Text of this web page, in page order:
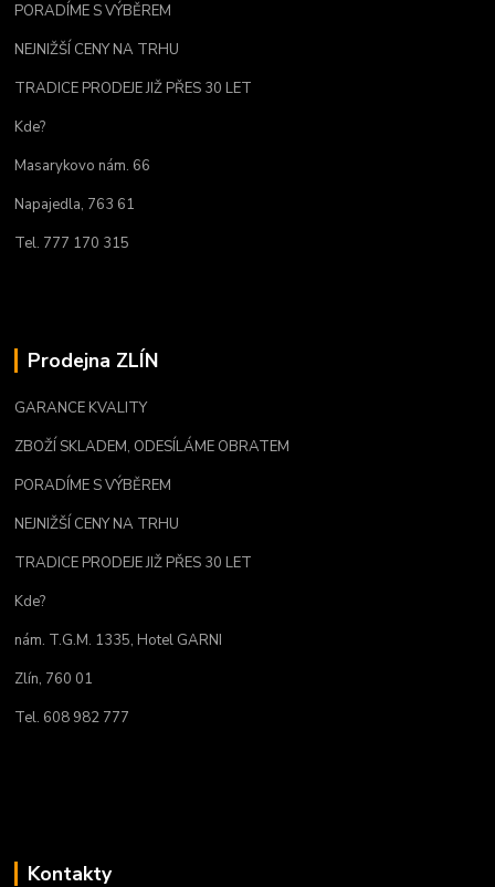
PORADÍME S VÝBĚREM
NEJNIŽŠÍ CENY NA TRHU
TRADICE PRODEJE JIŽ PŘES 30 LET
Kde?
Masarykovo nám. 66
Napajedla, 763 61
Tel. 777 170 315
Prodejna ZLÍN
GARANCE KVALITY
ZBOŽÍ SKLADEM, ODESÍLÁME OBRATEM
PORADÍME S VÝBĚREM
NEJNIŽŠÍ CENY NA TRHU
TRADICE PRODEJE JIŽ PŘES 30 LET
Kde?
nám. T.G.M. 1335, Hotel GARNI
Zlín, 760 01
Tel. 608 982 777
Kontakty